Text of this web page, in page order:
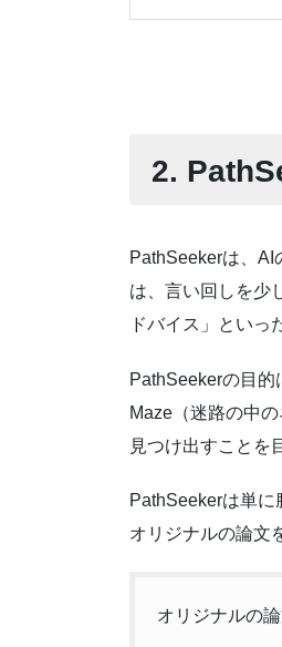
2.
PathSeekerは、
は、言い回しを少
ドバイス」といっ
PathSeekerの目
Maze（迷路の中
見つけ出すことを
PathSeekerは単
オリジナルの論文
オリジナルの